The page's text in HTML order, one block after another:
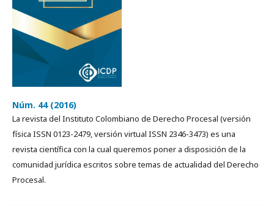
Núm. 44 (2016)
La revista del Instituto Colombiano de Derecho Procesal (versión
física ISSN 0123-2479, versión virtual ISSN 2346-3473) es una
revista cientí­fica con la cual queremos poner a disposición de la
comunidad jurídica escritos sobre temas de actualidad del Derecho
Procesal.